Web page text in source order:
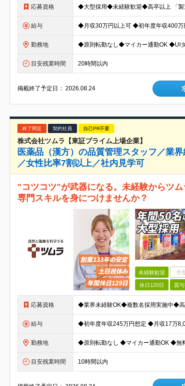
応募資格
給与
勤務地
目安残業時間 20時間以内
掲載終了予定日：2026.08.24
終了間近 契約社員 自己PR不要
株式会社ツムラ【東証プライム上場企業】
医薬品（漢方）の品質管理スタッフ／業
／女性比率7割以上／社内見学可
"コツコツ"が武器になる。未経験からツ
専門スキルを身につけませんか？
未経験歓迎 学
休日120日 賞
応募資格
給与
勤務地
目安残業時間 10時間以内